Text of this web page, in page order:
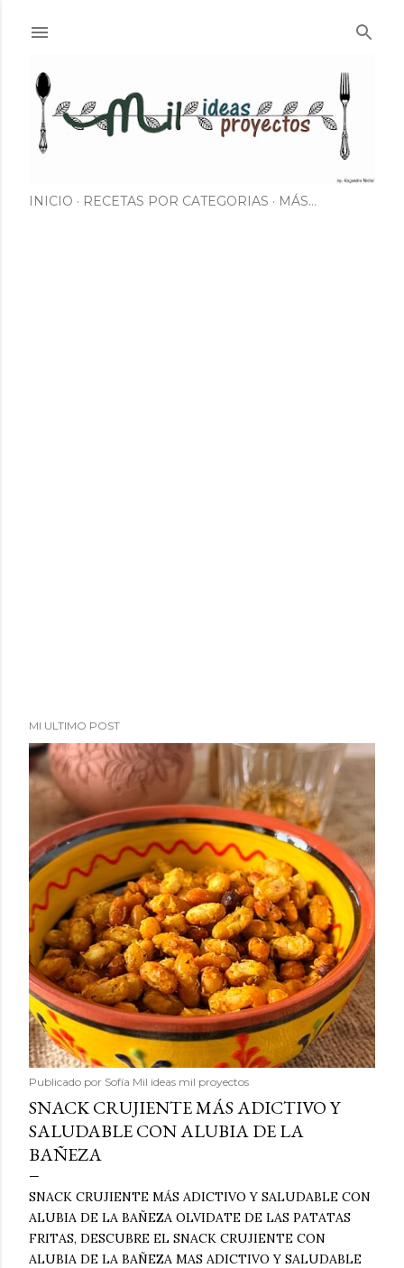
INICIO RECETAS POR CATEGORIAS MÁS…
MI ULTIMO POST
Publicado por Sofía Mil ideas mil proyectos
SNACK CRUJIENTE MÁS ADICTIVO Y
SALUDABLE CON ALUBIA DE LA
BAÑEZA
SNACK CRUJIENTE MÁS ADICTIVO Y SALUDABLE CON
ALUBIA DE LA BAÑEZA OLVIDATE DE LAS PATATAS
FRITAS, DESCUBRE EL SNACK CRUJIENTE CON
ALUBIA DE LA BAÑEZA MAS ADICTIVO Y SALUDABLE